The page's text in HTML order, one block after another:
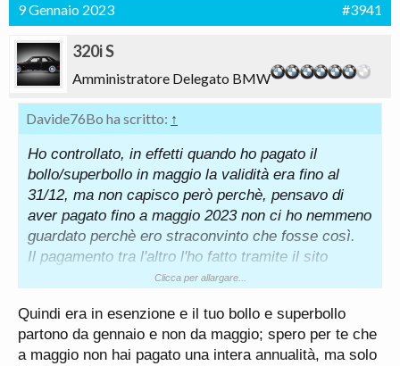
9 Gennaio 2023 #3941
320i S
Amministratore Delegato BMW
Davide76Bo ha scritto: ↑
Ho controllato, in effetti quando ho pagato il
bollo/superbollo in maggio la validità era fino al
31/12, ma non capisco però perchè, pensavo di
aver pagato fino a maggio 2023 non ci ho nemmeno
guardato perchè ero straconvinto che fosse così.
Il pagamento tra l'altro l'ho fatto tramite il sito
Clicca per allargare...
Quindi era in esenzione e il tuo bollo e superbollo
partono da gennaio e non da maggio; spero per te che
a maggio non hai pagato una intera annualità, ma solo